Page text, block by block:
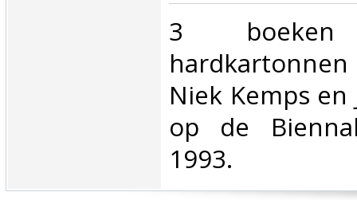
‎3
Niek Kemps en
op de
1993.‎